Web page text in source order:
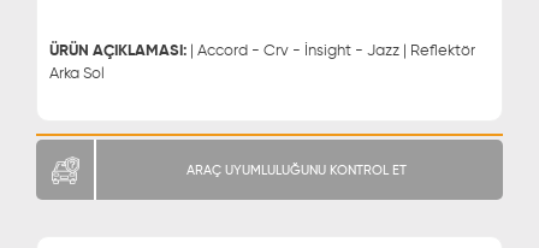
ÜRÜN AÇIKLAMASI: | Accord - Crv - İnsight - Jazz | Reflektör
Arka Sol
0543 329 21 55
ARAÇ UYUMLULUĞUNU KONTROL ET